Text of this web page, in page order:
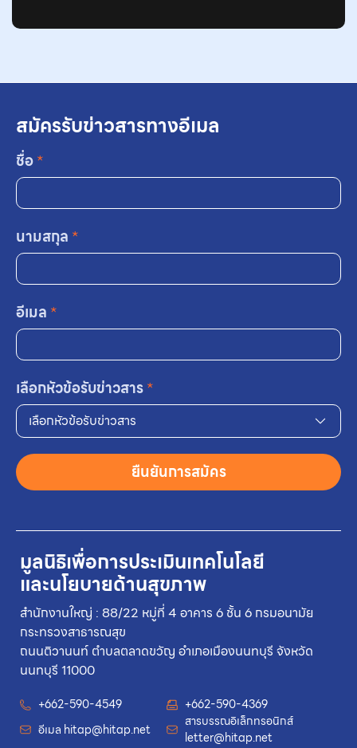
มูลนิธิเพื่อการประเมินเทคโนโลยี
และนโยบายด้านสุขภาพ
สำนักงานใหญ่ : 88/22 หมู่ที่ 4 อาคาร 6 ชั้น 6 กรมอนามัย
กระทรวงสาธารณสุข
ถนนติวานนท์ ตำบลตลาดขวัญ อำเภอเมืองนนทบุรี จังหวัด
นนทบุรี 11000
+662-590-4549
+662-590-4369
อีเมล hitap@hitap.net
สารบรรณอิเล็กทรอนิกส์
letter@hitap.net
สมัครรับข่าวสารทางอีเมล
ชื่อ*
นามสกุล *
อีเมล *
เลือกหัวข้อรับข่าวสาร*
เลือกหัวข้อรับข่าวสาร
ยืนยันการสมัคร